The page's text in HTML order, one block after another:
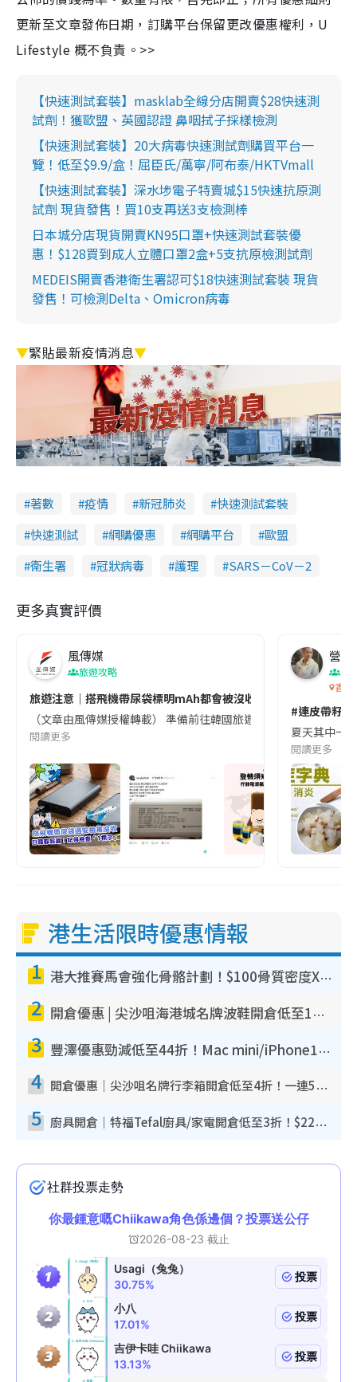
更新至文章發佈日期，訂購平台保留更改優惠權利，U
Lifestyle 概不負責。>>
【快速測試套裝】masklab全線分店開賣$28快速測
試劑！獲歐盟、英國認證 鼻咽拭子採樣檢測
【快速測試套裝】20大病毒快速測試劑購買平台一
覽！低至$9.9/盒！屈臣氏/萬寧/阿布泰/HKTVmall
【快速測試套裝】深水埗電子特賣城$15快速抗原測
試劑 現貨發售！買10支再送3支檢測棒
日本城分店現貨開賣KN95口罩+快速測試套裝優
惠！$128買到成人立體口罩2盒+5支抗原檢測試劑
MEDEIS開賣香港衛生署認可$18快速測試套裝 現貨
發售！可檢測Delta、Omicron病毒
▼緊貼最新疫情消息▼
著數 疫情 新冠肺炎
快速測試套裝
快速測試
網購優惠 網購平台
歐盟
衞生署
冠狀病毒 護理 SARS－CoV－2
更多真實評價
風傳媒
旅遊攻略
旅遊注意｜搭飛機帶尿袋標明mAh都會被沒收😱出發前切記檢查
（文章由風傳媒授權轉載） 準備前往韓國旅遊的民眾，近期要
閱讀更多
營養
香港
#連皮帶籽
夏天其中一
閱讀更多
港生活限時優惠情報
1 港大推賽馬會強化骨骼計劃！$100骨質密度X光檢查 完成免費運動訓練送超市禮券！附參加資格
2 開倉優惠 | 尖沙咀海港城名牌波鞋開倉低至1折！On鞋$899起／Joy&Peace鞋履$98起
3 豐澤優惠勁減低至44折！Mac mini/iPhone17Pro大減價！廚房家電$220起
4 開倉優惠｜尖沙咀名牌行李箱開倉低至4折！一連5日 American Tourister/ace./Hallmark $200起！
5 廚具開倉｜特福Tefal廚具/家電開倉低至3折！$220起買平底鍋/炒鑊/湯煲！電飯煲/吸塵機/燙斗$418起